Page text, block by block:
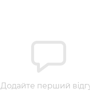
Додайте перший